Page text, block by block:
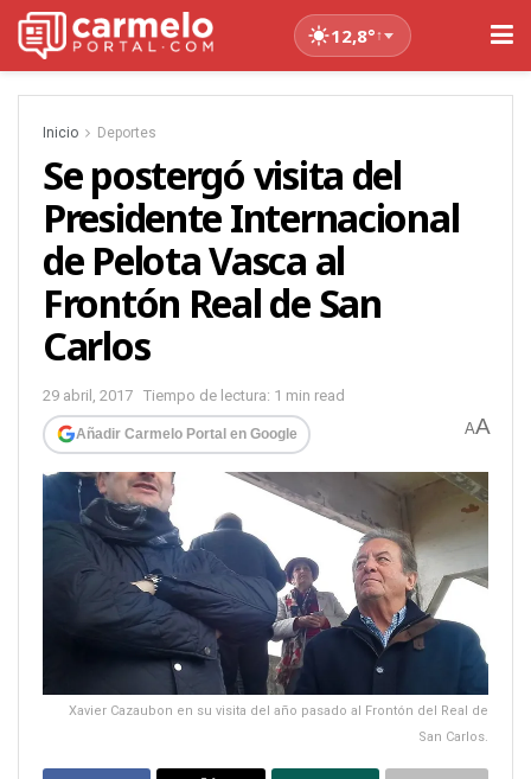
12,8°↑
Inicio Deportes
Se postergó visita del
Presidente Internacional
de Pelota Vasca al
Frontón Real de San
Carlos
29 abril, 2017 Tiempo de lectura: 1 min read
Añadir Carmelo Portal en Google AA
Xavier Cazaubon en su visita del año pasado al Frontón del Real de
San Carlos.